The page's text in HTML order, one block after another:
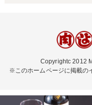
Copyrightc 2012
※このホームページに掲載の